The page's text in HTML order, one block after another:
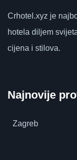
Crhotel.xyz je
hotela diljem
cijena i stilova.
Najnovije
Zagreb